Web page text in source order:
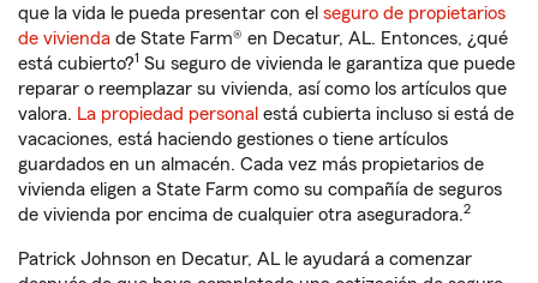
que la vida le pueda presentar con el seguro de propietarios
de vivienda de State Farm® en Decatur, AL. Entonces, ¿qué
está cubierto?1 Su seguro de vivienda le garantiza que puede
reparar o reemplazar su vivienda, así como los artículos que
valora. La propiedad personal está cubierta incluso si está de
vacaciones, está haciendo gestiones o tiene artículos
guardados en un almacén. Cada vez más propietarios de
vivienda eligen a State Farm como su compañía de seguros
de vivienda por encima de cualquier otra aseguradora.2
Patrick Johnson en Decatur, AL le ayudará a comenzar